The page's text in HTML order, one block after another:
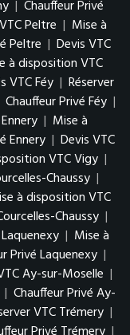
| Chauffeur Privé
Peltre | Mise à
Peltre | Devis VTC
à disposition VTC
VTC Féy | Réserver
Chauffeur Privé Féy |
| Mise à
Ennery | Devis VTC
VTC Vigy |
Chaussy |
à disposition VTC
Chaussy |
| Mise à
Privé Laquenexy |
Ay-sur-Moselle |
| Chauffeur Privé Ay-
VTC Trémery |